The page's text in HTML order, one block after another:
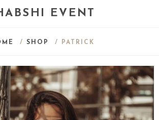
EVENT
/ SHOP / PATRICK